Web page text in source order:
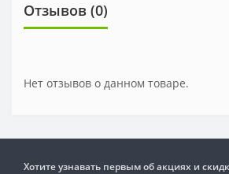
Отзывов (0)
Нет отзывов о данном товаре.
Хотите узнавать первым об акциях и